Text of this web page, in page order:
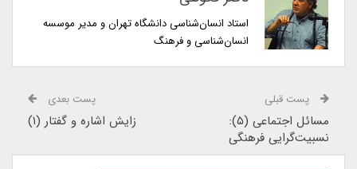
استاد انسان‌شناسی دانشگاه تهران و مدیر موسسه
انسان‌شناسی و فرهنگ
پست قبلی
مسائل اجتماعی (۵):
نسبیت‌گرایی فرهنگی
پست بعدی
زایش اشاره و گفتار (۱)